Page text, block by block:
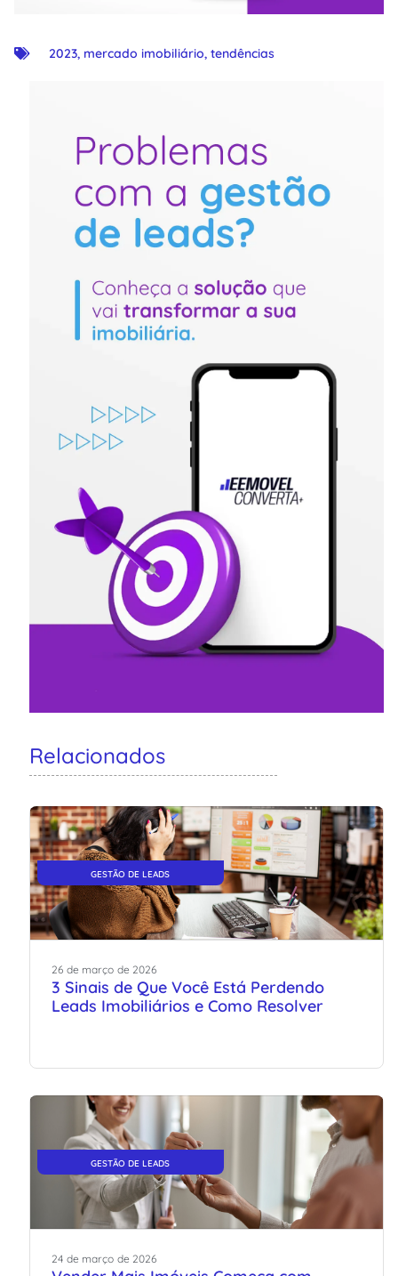
2023, mercado imobiliário, tendências
Relacionados
GESTÃO DE LEADS
26 de março de 2026
3 Sinais de Que Você Está Perdendo
Leads Imobiliários e Como Resolver
GESTÃO DE LEADS
24 de março de 2026